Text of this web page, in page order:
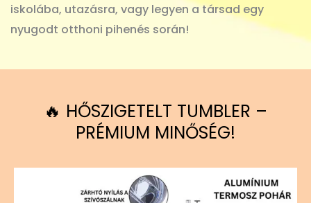
iskolába, utazásra, vagy legyen a társad egy
nyugodt otthoni pihenés során!
🔥 HŐSZIGETELT TUMBLER –
PRÉMIUM MINŐSÉG!